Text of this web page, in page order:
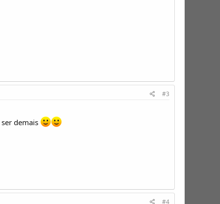
#3
demais
#4